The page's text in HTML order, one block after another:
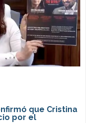
que Cristina
por el